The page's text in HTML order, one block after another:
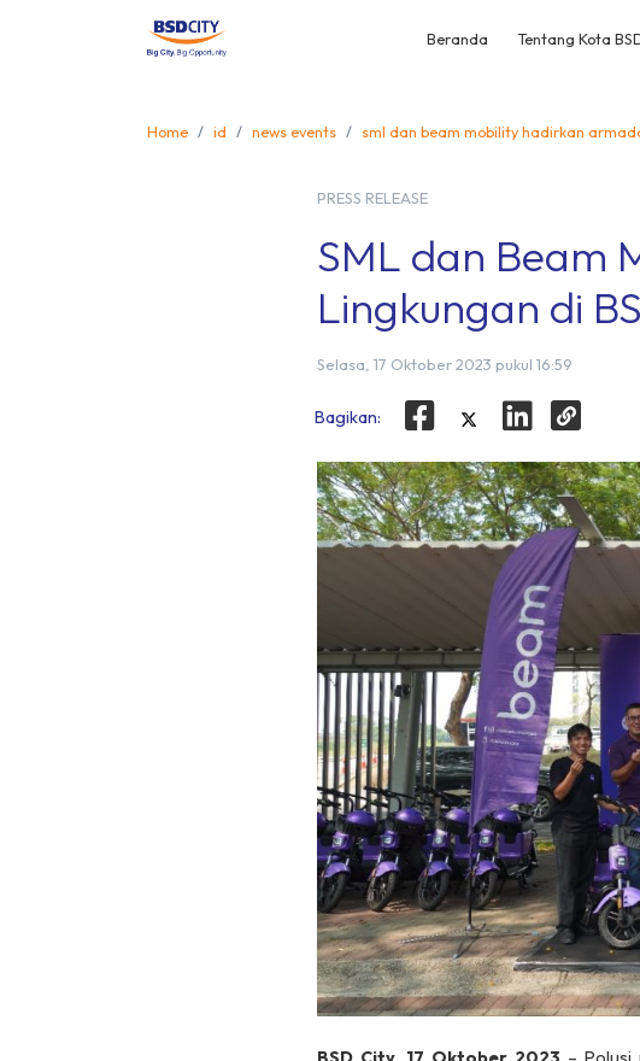
Beranda Tentang Kota
Home id news events sml dan beam mobility hadirkan
PRESS RELEASE
SML dan Beam
Lingkungan di
Selasa, 17 Oktober 2023 pukul 16:59
Bagikan: